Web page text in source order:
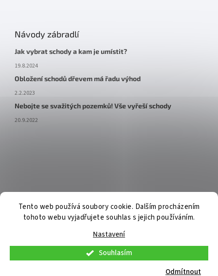
Tento web používá soubory cookie. Dalším procházením
tohoto webu vyjadřujete souhlas s jejich používáním.
Nastavení
Odmítnout
Souhlasím
V pátek 7. 8. 2026 budou osobní konzultace a telefonická podpora
dostupné pouze do 9:00. Osobní odběr již připravených objednávek
Návody zábradlí
Jak vybrat schody a kam je umístit?
19.8.2024
Obložení schodů dřevem má řadu výhod
2.2.2023
Nebojte se svažitých pozemků! Vše vyřeší schody
20.9.2022